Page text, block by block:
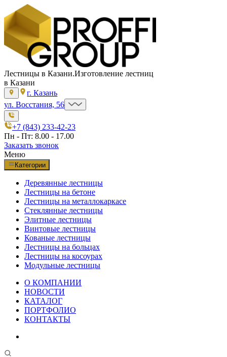
Лестницы в Казани.Изготовление лестниц
в Казани
г. Казань
ул. Восстания, 56
+7 (843) 233-42-23
Пн - Пт: 8.00 - 17.00
Заказать звонок
Меню
Категории
Деревянные лестницы
Лестницы на бетоне
Лестницы на металлокаркасе
Стеклянные лестницы
Элитные лестницы
Винтовые лестницы
Кованые лестницы
Лестницы на больцах
Лестницы на косоурах
Модульные лестницы
О КОМПАНИИ
НОВОСТИ
КАТАЛОГ
ПОРТФОЛИО
КОНТАКТЫ